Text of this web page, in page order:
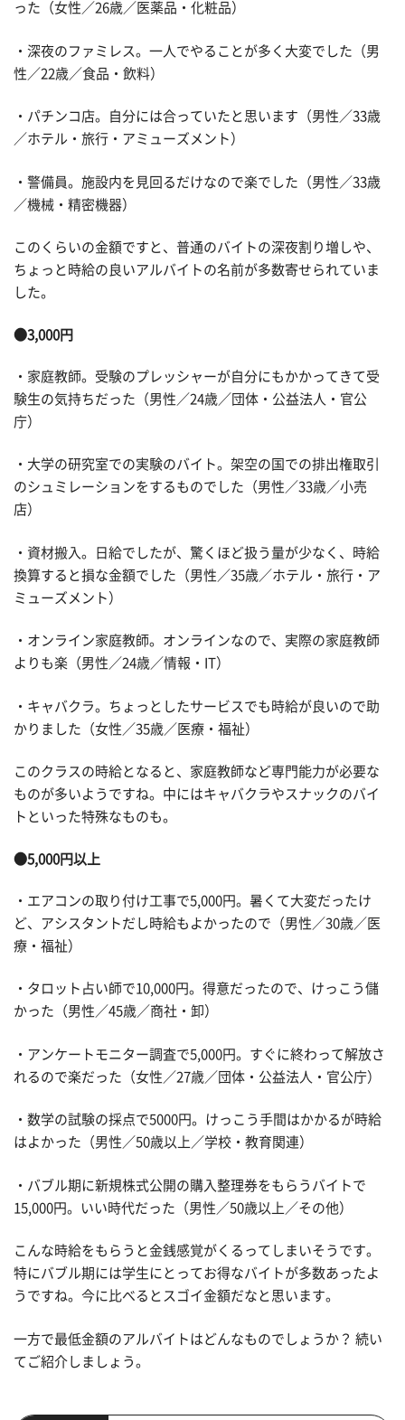
った（女性／26歳／医薬品・化粧品）
・深夜のファミレス。一人でやることが多く大変でした（男
性／22歳／食品・飲料）
・パチンコ店。自分には合っていたと思います（男性／33歳
／ホテル・旅行・アミューズメント）
・警備員。施設内を見回るだけなので楽でした（男性／33歳
／機械・精密機器）
このくらいの金額ですと、普通のバイトの深夜割り増しや、
ちょっと時給の良いアルバイトの名前が多数寄せられていま
した。
●3,000円
・家庭教師。受験のプレッシャーが自分にもかかってきて受
験生の気持ちだった（男性／24歳／団体・公益法人・官公
庁）
・大学の研究室での実験のバイト。架空の国での排出権取引
のシュミレーションをするものでした（男性／33歳／小売
店）
・資材搬入。日給でしたが、驚くほど扱う量が少なく、時給
換算すると損な金額でした（男性／35歳／ホテル・旅行・ア
ミューズメント）
・オンライン家庭教師。オンラインなので、実際の家庭教師
よりも楽（男性／24歳／情報・IT）
・キャバクラ。ちょっとしたサービスでも時給が良いので助
かりました（女性／35歳／医療・福祉）
このクラスの時給となると、家庭教師など専門能力が必要な
ものが多いようですね。中にはキャバクラやスナックのバイ
トといった特殊なものも。
●5,000円以上
・エアコンの取り付け工事で5,000円。暑くて大変だったけ
ど、アシスタントだし時給もよかったので（男性／30歳／医
療・福祉）
・タロット占い師で10,000円。得意だったので、けっこう儲
かった（男性／45歳／商社・卸）
・アンケートモニター調査で5,000円。すぐに終わって解放さ
れるので楽だった（女性／27歳／団体・公益法人・官公庁）
・数学の試験の採点で5000円。けっこう手間はかかるが時給
はよかった（男性／50歳以上／学校・教育関連）
・バブル期に新規株式公開の購入整理券をもらうバイトで
15,000円。いい時代だった（男性／50歳以上／その他）
こんな時給をもらうと金銭感覚がくるってしまいそうです。
特にバブル期には学生にとってお得なバイトが多数あったよ
うですね。今に比べるとスゴイ金額だなと思います。
一方で最低金額のアルバイトはどんなものでしょうか？ 続い
てご紹介しましょう。